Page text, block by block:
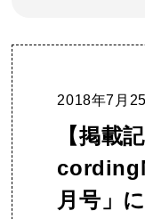
2018年7月
【掲載
月号」